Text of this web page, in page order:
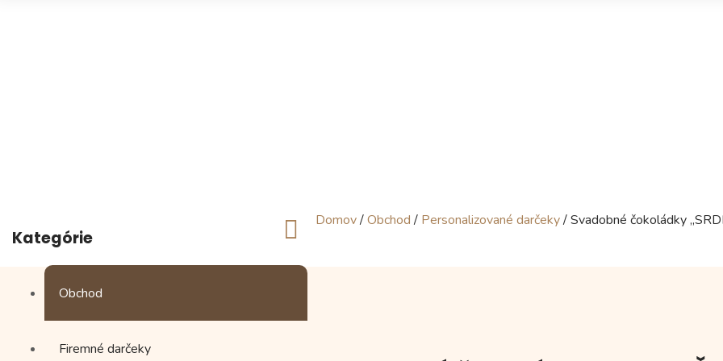
Domov/Obchod / Personalizované darčeky/ Svadobné čokoládky
Kategórie
Obchod
Firemné darčeky